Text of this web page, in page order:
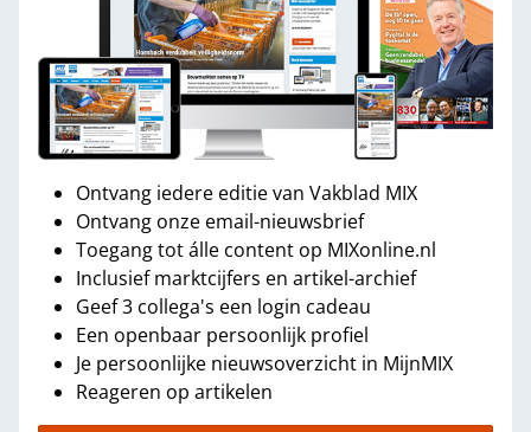
Ontvang iedere editie van Vakblad MIX
Ontvang onze email-nieuwsbrief
Toegang tot álle content op MIXonline.nl
Inclusief marktcijfers en artikel-archief
Geef 3 collega's een login cadeau
Een openbaar persoonlijk profiel
Je persoonlijke nieuwsoverzicht in MijnMIX
Reageren op artikelen